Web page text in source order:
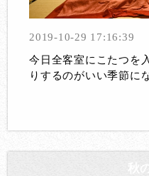
2019-10-29 17:16:39
今日全客室にこたつを
りするのがいい季節に
秋